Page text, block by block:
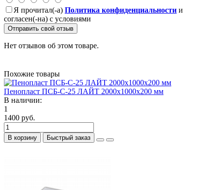
Я прочитал(-а) Политика конфиденциальности и
согласен(-на) с условиями
Отправить свой отзыв
Нет отзывов об этом товаре.
Похожие товары
Пенопласт ПСБ-С-25 ЛАЙТ 2000х1000х200 мм
В наличии:
1
1400 руб.
В корзину Быстрый заказ